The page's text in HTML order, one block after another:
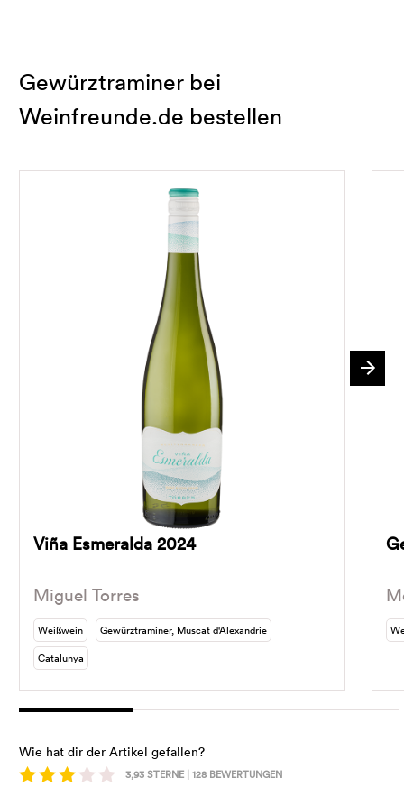
Gewürztraminer bei
Weinfreunde.de bestellen
Viña Esmeralda 2024
Miguel Torres
Weißwein
Gewürztraminer, Muscat d'Alexandrie
Catalunya
Wie hat dir der Artikel gefallen?
3,93STERNE | 128 BEWERTUNGEN